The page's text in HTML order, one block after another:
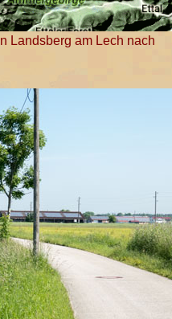
Landsberg am Lech nach